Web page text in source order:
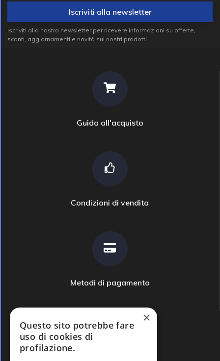
Iscriviti alla newsletter
Iscriviti alla nostra newsletter per ricevere informazioni su offerte,
sconti, aggiornamenti e novità sui nostri prodotti.
Guida all'acquisto
Condizioni di vendita
Metodi di pagamento
×
Questo sito potrebbe fare
uso di cookies di
profilazione.